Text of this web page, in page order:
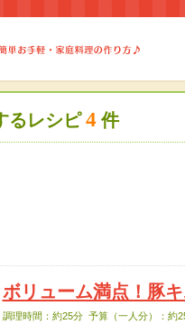
るレシピ 4 件
ボリューム満点！豚
調理時間：約25分 予算（一人分）：約